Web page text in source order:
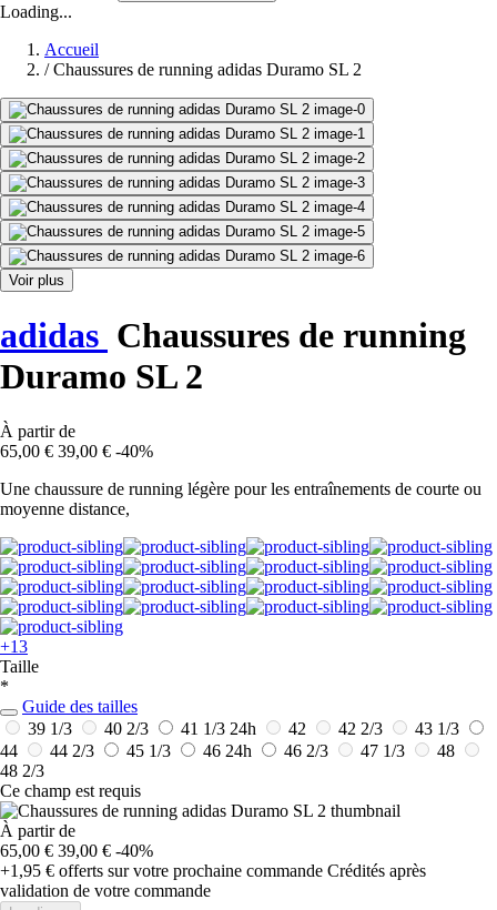
Loading...
Accueil
/ Chaussures de running adidas Duramo SL 2
Voir plus
adidas Chaussures de running
Duramo SL 2
À partir de
65,00 € 39,00 € -40%
Une chaussure de running légère pour les entraînements de courte ou
moyenne distance,
+13
Taille
*
Guide des tailles
39 1/3
40 2/3 41 1/3 24h 42 42 2/3
43 1/3
44
44 2/3 45 1/3 46 24h 46 2/3 47 1/3
48
48 2/3
Ce champ est requis
À partir de
65,00 € 39,00 € -40%
+1,95 € offerts sur votre prochaine commande Crédités après
validation de votre commande